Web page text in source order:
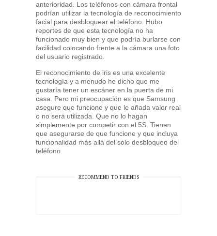
anterioridad. Los teléfonos con cámara frontal
podrían utilizar la tecnología de reconocimiento
facial para desbloquear el teléfono. Hubo
reportes de que esta tecnología no ha
funcionado muy bien y que podría burlarse con
facilidad colocando frente a la cámara una foto
del usuario registrado.
El reconocimiento de iris es una excelente
tecnología y a menudo he dicho que me
gustaría tener un escáner en la puerta de mi
casa. Pero mi preocupación es que Samsung
asegure que funcione y que le añada valor real
o no será utilizada. Que no lo hagan
simplemente por competir con el 5S. Tienen
que asegurarse de que funcione y que incluya
funcionalidad más allá del solo desbloqueo del
teléfono.
RECOMMEND TO FRIENDS